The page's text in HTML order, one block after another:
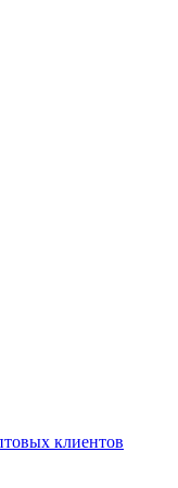
клиентов